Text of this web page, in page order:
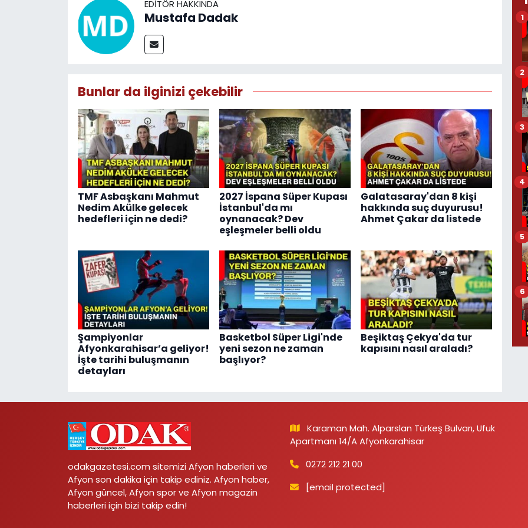
EDITÖR HAKKINDA
Mustafa Dadak
Bunlar da ilginizi çekebilir
TMF Asbaşkanı Mahmut
Nedim Akülke gelecek
hedefleri için ne dedi?
2027 İspana Süper Kupası
İstanbul'da mı
oynanacak? Dev
eşleşmeler belli oldu
Galatasaray'dan 8 kişi
hakkında suç duyurusu!
Ahmet Çakar da listede
Şampiyonlar
Afyonkarahisar’a geliyor!
İşte tarihi buluşmanın
detayları
Basketbol Süper Ligi'nde
yeni sezon ne zaman
başlıyor?
Beşiktaş Çekya'da tur
kapısını nasıl araladı?
1
2
3
4
5
6
odakgazetesi.com sitemizi Afyon haberleri ve
Afyon son dakika için takip ediniz. Afyon haber,
Afyon güncel, Afyon spor ve Afyon magazin
haberleri için bizi takip edin!
Karaman Mah. Alparslan Türkeş Bulvarı, Ufuk
Apartmanı 14/A Afyonkarahisar
0272 212 21 00
[email protected]